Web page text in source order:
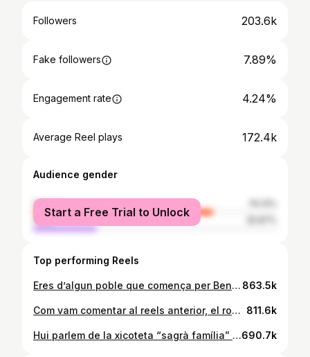
Followers 203.6k
Fake followers 7.89%
Engagement rate 4.24%
Average Reel plays 172.4k
Audience gender
female
male
Start a Free Trial to Unlock
Top performing Reels
Eres d’algun poble que comença per Beni? ✨ Hui parlem dels Beni de Benigembla, Benigànim, Beniarrés, Benimantell o Benimarfull 🌼 Coneixies la història dels Beni? #benimodo #benidorm #vinaros #vinaròs #benicarlo #benicarló #benicassim #poble #poblescatalans #poblesambencant #paísvalencià #comunitatvalenciana #comunidadvalenciana #paellavalenciana #valencià #català 863.5k
Com vam comentar al reels anterior, el romanés i el valencià comparteixen més de 2000 paraules idèntiques o molt semblant 👯‍♀️ En este vídeo, isc pels carrers de Bucureşti per a comprovar si és de veres allò que diu l’estadística 📊📈 . #rumania #romania🇹🇩 #romanian #valencià #català #llenguacatalana #valencia #valenciana #valencianos #valenciano #catalan #catalunya #lleidatanament #castelló #alzira #crevillent #valència #alacant #paísvalencià #comunitatvalenciana #paellavalenciana 811.6k
Hui parlem de la xicoteta “sagrà família” valenciana ✨💞 Conteu-me, havíeu estat abans? #novelda #elda #petrer #monòver #onil #alacant #valència #castelló #paísvalencià #comunitatvalenciana #sagradafamilia #lasagradafamilia #sagradafamiliabarcelona #alicante #valencià690.7k